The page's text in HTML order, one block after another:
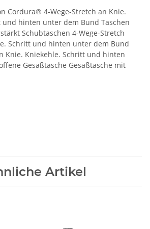
Cordura® 4-Wege-Stretch an Knie.
und hinten unter dem Bund Taschen
Schubtaschen 4-Wege-Stretch
Schritt und hinten unter dem Bund
Knie. Kniekehle. Schritt und hinten
Gesäßtasche Gesäßtasche mit
Artikel